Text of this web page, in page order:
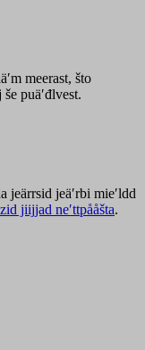
meerast, što
puäʹđlvest.
jeärrsid jeäʹrbi mieʹldd
jiijjad neʹttpååšta.